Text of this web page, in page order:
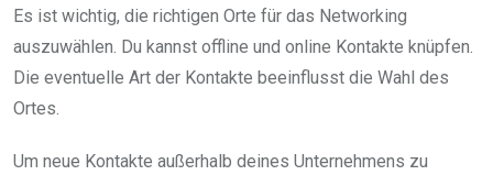
Es ist wichtig, die richtigen Orte für das Networking
auszuwählen. Du kannst offline und online Kontakte knüpfen.
Die eventuelle Art der Kontakte beeinflusst die Wahl des
Ortes.
Um neue Kontakte außerhalb deines Unternehmens zu